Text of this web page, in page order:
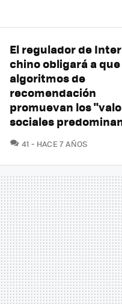
El regulador de
chino obligará a
algoritmos de
recomendación
promuevan los
sociales
41 COMENTARIOS
HACE 7 AÑOS